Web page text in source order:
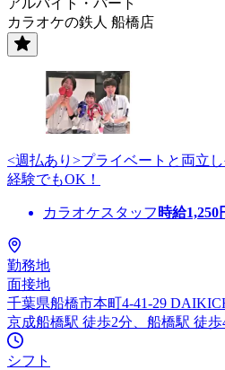
カラオケの鉄人 船橋店
<週払あり>プライベートと両立
経験でもOK！
カラオケスタッフ 時給1,250
勤務地
面接地
千葉県船橋市本町4-41-29
京成船橋駅 徒歩2分、船橋駅 徒歩
シフト